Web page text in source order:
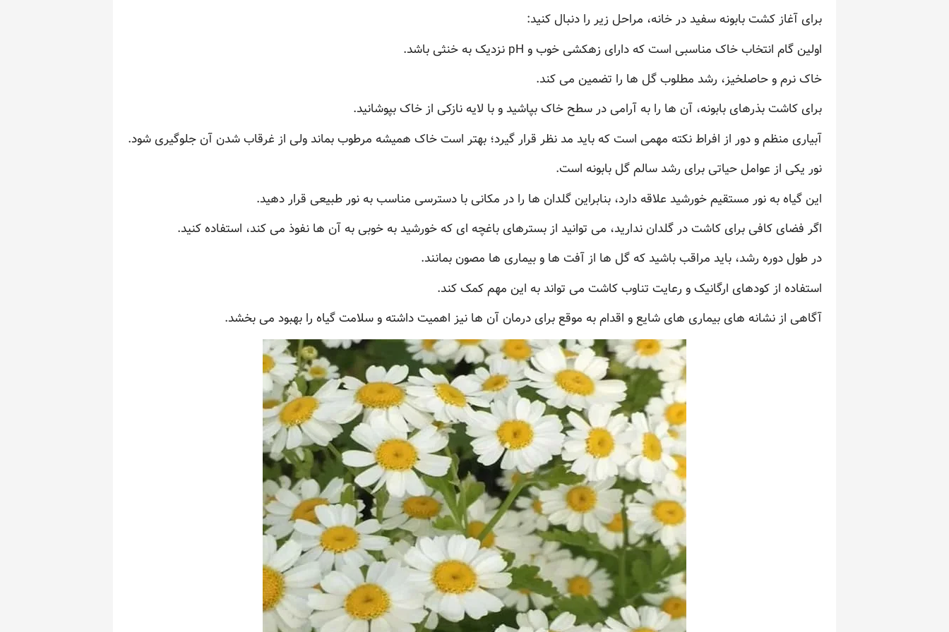
برای آغاز کشت بابونه سفید در خانه، مراحل زیر را دنبال کنید:
اولین گام انتخاب خاک مناسبی است که دارای زهکشی خوب و pH نزدیک به خنثی باشد.
خاک نرم و حاصلخیز، رشد مطلوب گل ها را تضمین می کند.
برای کاشت بذرهای بابونه، آن ها را به آرامی در سطح خاک بپاشید و با لایه نازکی از خاک بپوشانید.
آبیاری منظم و دور از افراط نکته مهمی است که باید مد نظر قرار گیرد؛ بهتر است خاک همیشه مرطوب بماند ولی از غرقاب شدن آن جلوگیری شود.
نور یکی از عوامل حیاتی برای رشد سالم گل بابونه است.
این گیاه به نور مستقیم خورشید علاقه دارد، بنابراین گلدان ها را در مکانی با دسترسی مناسب به نور طبیعی قرار دهید.
اگر فضای کافی برای کاشت در گلدان ندارید، می توانید از بسترهای باغچه ای که خورشید به خوبی به آن ها نفوذ می کند، استفاده کنید.
در طول دوره رشد، باید مراقب باشید که گل ها از آفت ها و بیماری ها مصون بمانند.
استفاده از کودهای ارگانیک و رعایت تناوب کاشت می تواند به این مهم کمک کند.
آگاهی از نشانه های بیماری های شایع و اقدام به موقع برای درمان آن ها نیز اهمیت داشته و سلامت گیاه را بهبود می بخشد.